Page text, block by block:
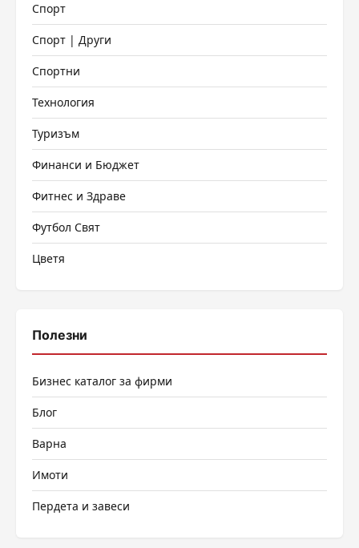
Спорт
Спорт | Други
Спортни
Технология
Туризъм
Финанси и Бюджет
Фитнес и Здраве
Футбол Свят
Цветя
Полезни
Бизнес каталог за фирми
Блог
Варна
Имоти
Пердета и завеси